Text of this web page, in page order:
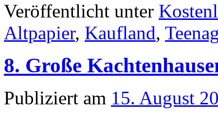
Veröffentlicht unter
Altpapier, Kaufland,
8. Große
Publiziert am 15. August